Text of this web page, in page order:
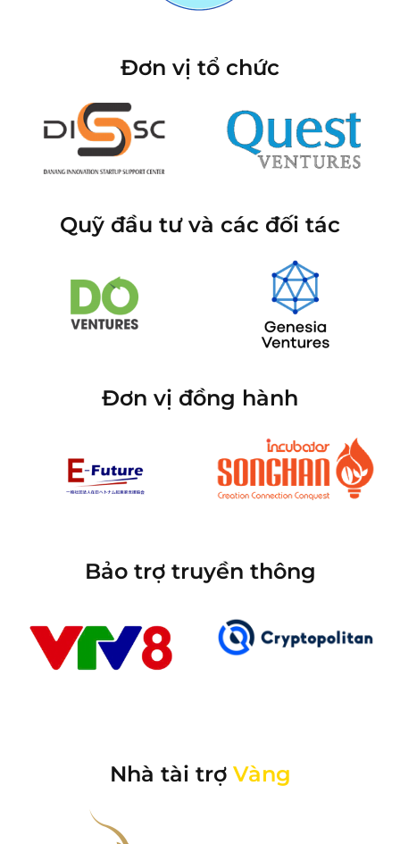
Đơn vị tổ chức
Quỹ đầu tư và các đối tác
Đơn vị đồng hành
Bảo trợ truyền thông
Nhà tài trợ Vàng